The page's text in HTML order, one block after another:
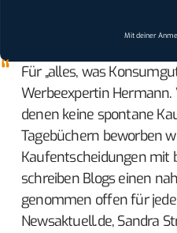
Mit deiner
Für „alles, was
Werbeexpertin
denen keine spontane
Tagebüchern beworben
Kaufentscheidungen mit
schreiben Blogs einen
genommen offen für jede
Newsaktuell.de, Sandra